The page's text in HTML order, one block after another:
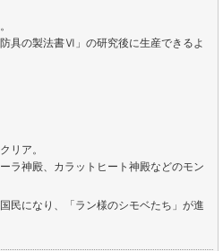
具の製法書Ⅵ」の研究後に生産できるよ
リア。
ラ神殿、カラットヒート神殿などのモン
民になり、「ラン様のシモベたち」が進